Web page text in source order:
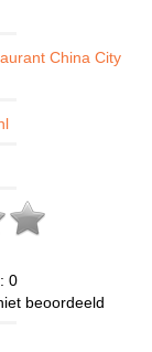
China City
0
beoordeeld